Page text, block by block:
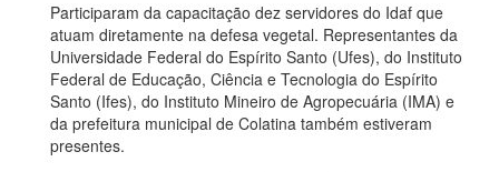
Participaram da capacitação dez servidores do Idaf que
atuam diretamente na defesa vegetal. Representantes da
Universidade Federal do Espírito Santo (Ufes), do Instituto
Federal de Educação, Ciência e Tecnologia do Espírito
Santo (Ifes), do Instituto Mineiro de Agropecuária (IMA) e
da prefeitura municipal de Colatina também estiveram
presentes.